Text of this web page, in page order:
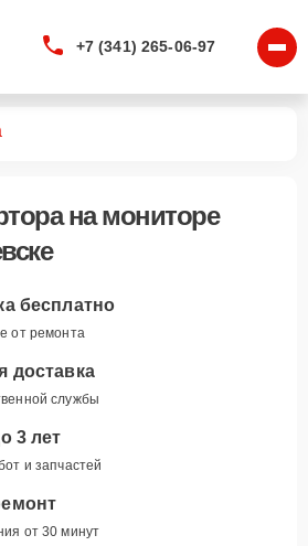
+7 (341) 265-06-97
на мониторе
бесплатно
от ремонта
доставка
службы
3 лет
и запчастей
от 30 минут